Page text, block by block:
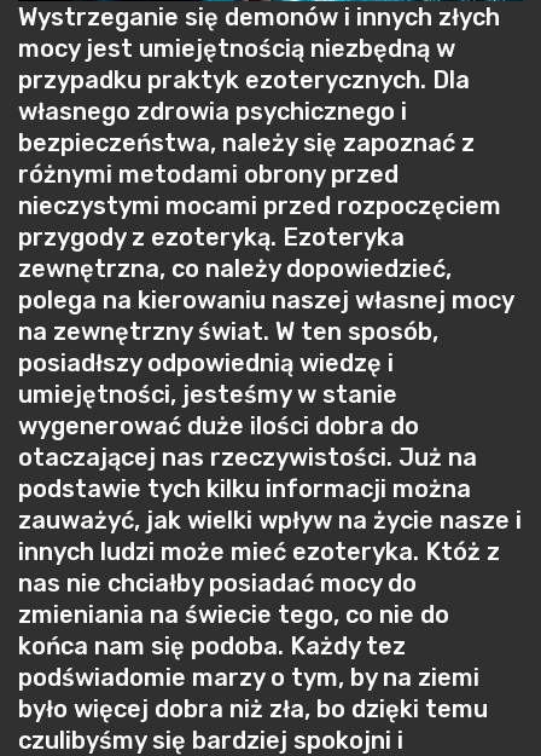
Wystrzeganie się demonów i innych złych
mocy jest umiejętnością niezbędną w
przypadku praktyk ezoterycznych. Dla
własnego zdrowia psychicznego i
bezpieczeństwa, należy się zapoznać z
różnymi metodami obrony przed
nieczystymi mocami przed rozpoczęciem
przygody z ezoteryką. Ezoteryka
zewnętrzna, co należy dopowiedzieć,
polega na kierowaniu naszej własnej mocy
na zewnętrzny świat. W ten sposób,
posiadłszy odpowiednią wiedzę i
umiejętności, jesteśmy w stanie
wygenerować duże ilości dobra do
otaczającej nas rzeczywistości. Już na
podstawie tych kilku informacji można
zauważyć, jak wielki wpływ na życie nasze i
innych ludzi może mieć ezoteryka. Któż z
nas nie chciałby posiadać mocy do
zmieniania na świecie tego, co nie do
końca nam się podoba. Każdy tez
podświadomie marzy o tym, by na ziemi
było więcej dobra niż zła, bo dzięki temu
czulibyśmy się bardziej spokojni i